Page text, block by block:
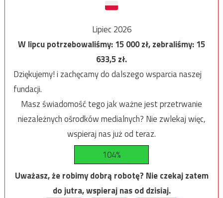
Lipiec 2026
W lipcu potrzebowaliśmy:15 000zł, zebraliśmy:15
633,5zł.
Dziękujemy! i zachęcamy do dalszego wsparcia naszej
fundacji.
Masz świadomość tego jak ważne jest przetrwanie
niezależnych ośrodków medialnych? Nie zwlekaj więc,
wspieraj nas już od teraz.
104%
Uważasz, że robimy dobrą robotę? Nie czekaj zatem
do jutra, wspieraj nas od dzisiaj.